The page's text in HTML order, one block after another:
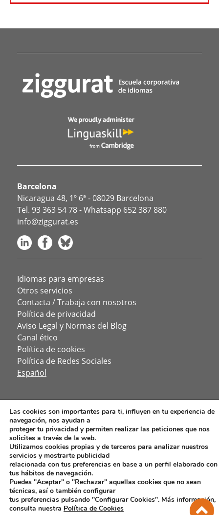
Barcelona
Nicaragua 48, 1º 6ª - 08029 Barcelona
Tel. 93 363 54 78- Whatsapp 652 387 880
info@ziggurat.es
Idiomas para empresas
Otros servicios
Contacta / Trabaja con nosotros
Política de privacidad
Aviso Legal y Normas del Blog
Canal ético
Política de cookies
Política de Redes Sociales
Español
Las cookies son importantes para ti, influyen en tu experiencia de
navegación, nos ayudan a
proteger tu privacidad y permiten realizar las peticiones que nos
solicites a través de la web.
Utilizamos cookies propias y de terceros para analizar nuestros
servicios y mostrarte publicidad
relacionada con tus preferencias en base a un perfil elaborado con
tus hábitos de navegación.
Puedes "Aceptar" o "Rechazar" aquellas cookies que no sean
técnicas, así o también configurar
tus preferencias pulsando "Configurar Cookies". Más información,
consulta nuestra Política de Cookies